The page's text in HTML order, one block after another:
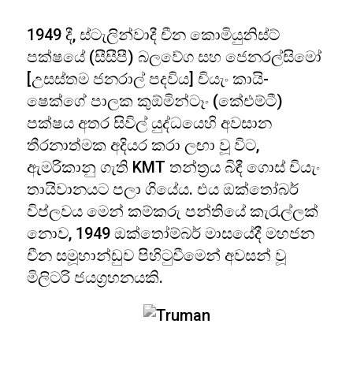
1949 දී, ස්ටැලින්වාදී චීන කොමියුනිස්ට්
පක්ෂයේ (සීසීපී) බලවේග සහ ජෙනරල්සිමෝ
[උසස්තම ජනරාල් පදවිය] චියැං කායි-
ෂෙක්ගේ පාලක කුඕමින්ටෑං (කේඑම්ටී)
පක්ෂය අතර සිවිල් යුද්ධයෙහි අවසාන
තීරනාත්මක අදියර කරා ලඟා වූ විට,
ඇමරිකානු ගැති KMT තන්ත්‍රය බිඳී ගොස් චියැං
තායිවානයට පලා ගියේය. එය ඔක්තෝබර්
විප්ලවය මෙන් කම්කරු පන්තියේ කැරැල්ලක්
නොව, 1949 ඔක්තෝම්බර් මාසයේදී මහජන
චීන සමූහාන්ඩුව පිහිටුවීමෙන් අවසන් වූ
මිලිටරි ජයග්‍රහනයකි.